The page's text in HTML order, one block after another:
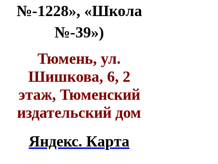
№-1228», «Школа
№-39»)
Тюмень, ул.
Шишкова, 6, 2
этаж, Тюменский
издательский дом
Яндекс. Карта